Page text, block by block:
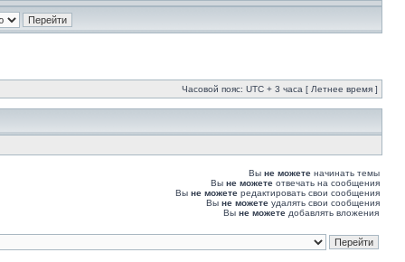
Часовой пояс: UTC + 3 часа [ Летнее время ]
Вы не можете начинать темы
Вы не можете отвечать на сообщения
Вы не можете редактировать свои сообщения
Вы не можете удалять свои сообщения
Вы не можете добавлять вложения